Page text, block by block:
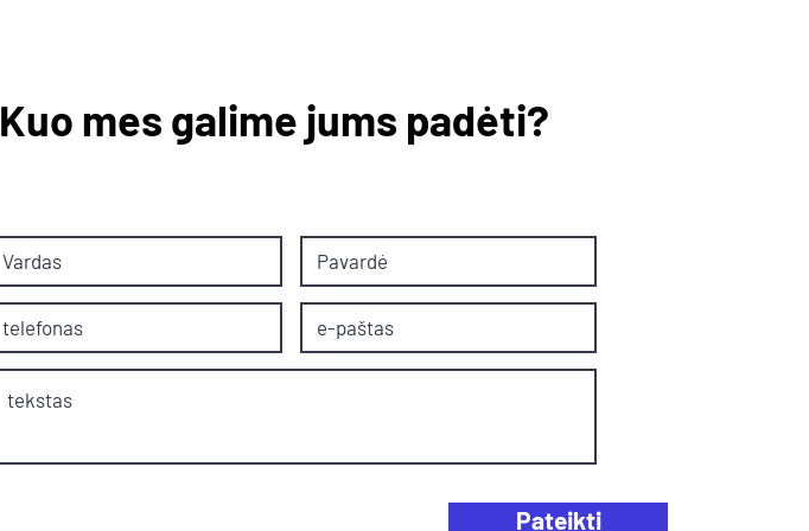
Kuo mes galime jums padėti?
Pateikti